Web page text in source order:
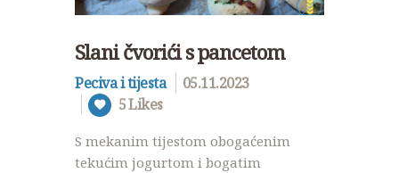
Slani čvorići s pancetom
Peciva i tijesta
05.11.2023
5Likes
S mekanim tijestom obogaćenim
tekućim jogurtom i bogatim